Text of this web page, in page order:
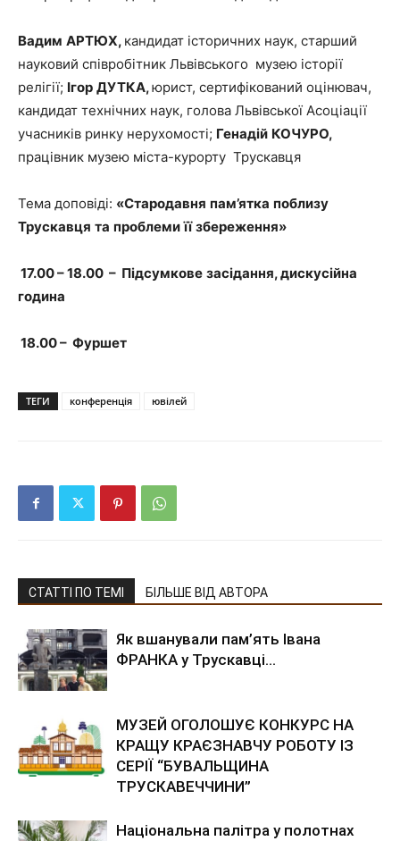
Вадим АРТЮХ, кандидат історичних наук, старший
науковий співробітник Львівського музею історії
релігії; Ігор ДУТКА,юрист, сертифікований оцінювач,
кандидат технічних наук, голова Львівської Асоціації
учасників ринку нерухомості; Генадій КОЧУРО,
працівник музею міста-курорту Трускавця
Тема доповіді: «Стародавня пам’ятка поблизу
Трускавця та проблеми її збереження»
17.00 – 18.00 – Підсумкове засідання,дискусійна
година
18.00 – Фуршет
ТЕГИ конференція ювілей
СТАТТІ ПО ТЕМІ БІЛЬШЕ ВІД АВТОРА
Як вшанували пам’ять Івана
ФРАНКА у Трускавці…
МУЗЕЙ ОГОЛОШУЄ КОНКУРС НА
КРАЩУ КРАЄЗНАВЧУ РОБОТУ ІЗ
СЕРІЇ “БУВАЛЬЩИНА
ТРУСКАВЕЧЧИНИ”
Національна палітра у полотнах